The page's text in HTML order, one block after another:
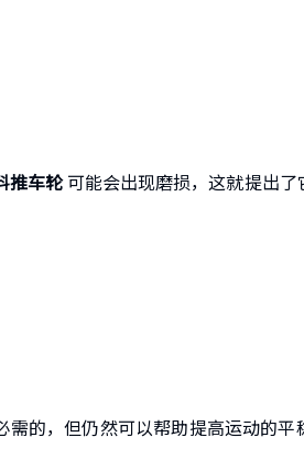
推车轮可能会出现磨损，这就提出了
的，但仍然可以帮助提高运动的平